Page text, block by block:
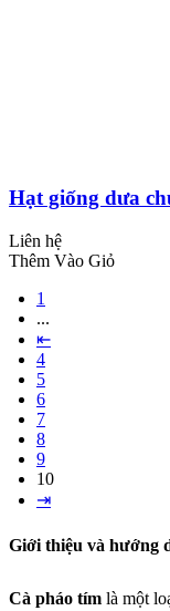
Hạt giống dưa
Liên hệ
Thêm Vào Giỏ
1
...
⇤
4
5
6
7
8
9
10
⇥
Giới thiệu và hướng
Cà pháo tím là một